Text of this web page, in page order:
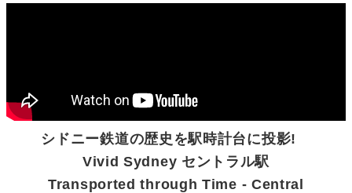
シドニー鉄道の歴史を駅時計台に投影!
Vivid Sydney セントラル駅
Transported through Time - Central